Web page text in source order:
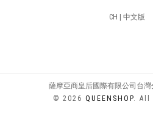
薩摩亞商皇后國際有限公司台灣
© 2026 QUEENSHOP. All